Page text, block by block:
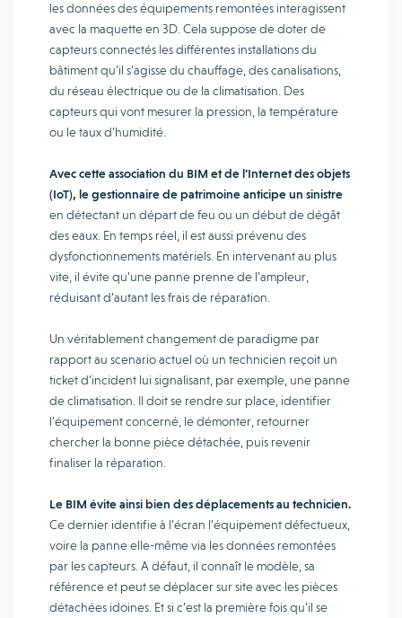
les données des équipements remontées interagissent
avec la maquette en 3D. Cela suppose de doter de
capteurs connectés les différentes installations du
bâtiment qu’il s’agisse du chauffage, des canalisations,
du réseau électrique ou de la climatisation. Des
capteurs qui vont mesurer la pression, la température
ou le taux d’humidité.
Avec cette association du BIM et de l’Internet des objets
(IoT), le gestionnaire de patrimoine anticipe un sinistre
en détectant un départ de feu ou un début de dégât
des eaux. En temps réel, il est aussi prévenu des
dysfonctionnements matériels. En intervenant au plus
vite, il évite qu’une panne prenne de l’ampleur,
réduisant d’autant les frais de réparation.
Un véritablement changement de paradigme par
rapport au scenario actuel où un technicien reçoit un
ticket d’incident lui signalisant, par exemple, une panne
de climatisation. Il doit se rendre sur place, identifier
l’équipement concerné, le démonter, retourner
chercher la bonne pièce détachée, puis revenir
finaliser la réparation.
Le BIM évite ainsi bien des déplacements au technicien.
Ce dernier identifie à l’écran l’équipement défectueux,
voire la panne elle-même via les données remontées
par les capteurs. A défaut, il connaît le modèle, sa
référence et peut se déplacer sur site avec les pièces
détachées idoines. Et si c’est la première fois qu’il se